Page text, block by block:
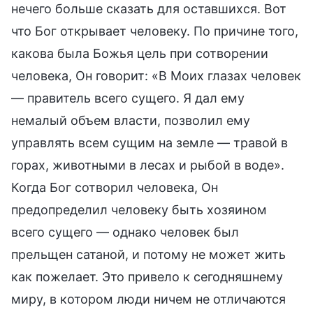
нечего больше сказать для оставшихся. Вот
что Бог открывает человеку. По причине того,
какова была Божья цель при сотворении
человека, Он говорит: «В Моих глазах человек
— правитель всего сущего. Я дал ему
немалый объем власти, позволил ему
управлять всем сущим на земле — травой в
горах, животными в лесах и рыбой в воде».
Когда Бог сотворил человека, Он
предопределил человеку быть хозяином
всего сущего — однако человек был
прельщен сатаной, и потому не может жить
как пожелает. Это привело к сегодняшнему
миру, в котором люди ничем не отличаются